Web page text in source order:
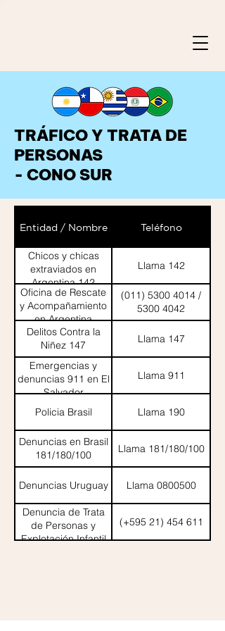
TRÁFICO Y TRATA DE
PERSONAS
- CONO SUR
Entidad / Nombre Teléfono
Chicos y chicas
extraviados en
Argentina 142
Llama 142
Oficina de Rescate
y Acompañamiento
en Argentina
(011) 5300 4014 /
5300 4042
Delitos Contra la
Niñez 147
Llama 147
Emergencias y
denuncias 911 en El
Salvador
Llama 911
Policia Brasil Llama 190
Denuncias en Brasil
181/180/100
Llama 181/180/100
Denuncias Uruguay Llama 0800500
Denuncia de Trata
de Personas y
Explotación Infantil
(+595 21) 454 611